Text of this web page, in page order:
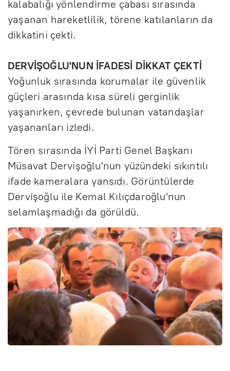
kalabalığı yönlendirme çabası sırasında
yaşanan hareketlilik, törene katılanların da
dikkatini çekti.
DERVİŞOĞLU'NUN İFADESİ DİKKAT ÇEKTİ
Yoğunluk sırasında korumalar ile güvenlik
güçleri arasında kısa süreli gerginlik
yaşanırken, çevrede bulunan vatandaşlar
yaşananları izledi.
Tören sırasında İYİ Parti Genel Başkanı
Müsavat Dervişoğlu'nun yüzündeki sıkıntılı
ifade kameralara yansıdı. Görüntülerde
Dervişoğlu ile Kemal Kılıçdaroğlu'nun
selamlaşmadığı da görüldü.